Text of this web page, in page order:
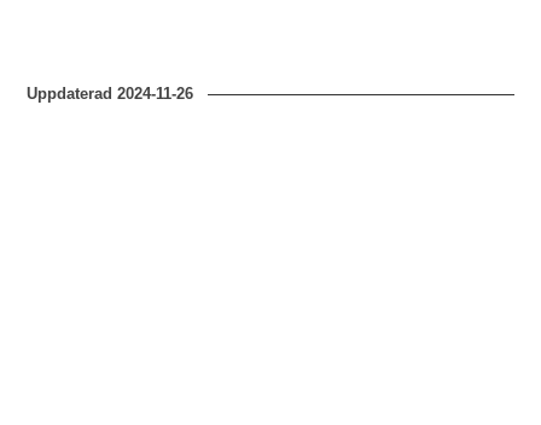
Uppdaterad2024-11-26